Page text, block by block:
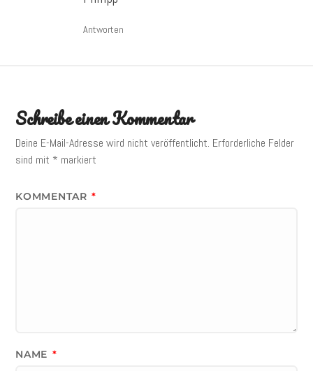
Antworten
Schreibe einen Kommentar
Deine E-Mail-Adresse wird nicht veröffentlicht. Erforderliche Felder
sind mit * markiert
KOMMENTAR *
NAME *